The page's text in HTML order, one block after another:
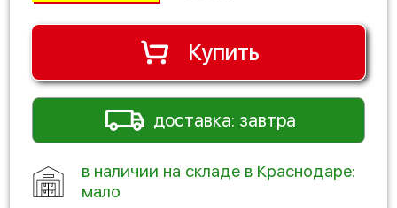
Купить
доставка: завтра
в наличии на складе в Краснодаре:
мало